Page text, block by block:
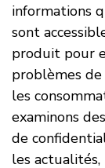
informations
sont
produit pour
problèmes
les
examinons
de
les actualités,